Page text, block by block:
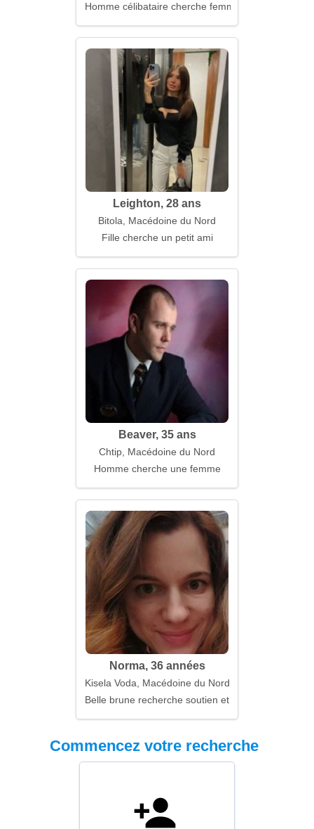
Homme célibataire cherche femme
Leighton, 28 ans
Bitola, Macédoine du Nord
Fille cherche un petit ami
Beaver, 35 ans
Chtip, Macédoine du Nord
Homme cherche une femme
Norma, 36 années
Kisela Voda, Macédoine du Nord
Belle brune recherche soutien et soins
Commencez votre recherche